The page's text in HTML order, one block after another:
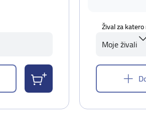
Žival za
Moje živali